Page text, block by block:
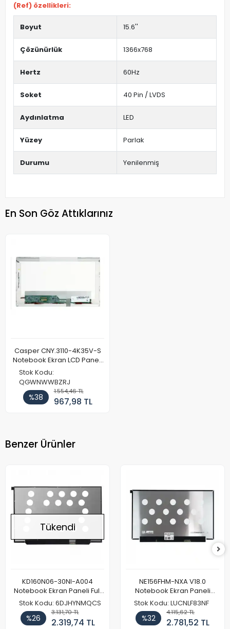
(Ref) özellikleri:
Boyut 15.6''
Çözünürlük 1366x768
Hertz 60Hz
Soket 40 Pin / LVDS
Aydınlatma LED
Yüzey Parlak
Durumu Yenilenmiş
En Son Göz Attıklarınız
Casper CNY.3110-4K35V-S
Notebook Ekran LCD Paneli
(Ref)
Stok Kodu:
QGWNWWBZRJ
%38
1.554,46 TL
967,98 TL
Benzer Ürünler
Tükendi
KD160N06-30NI-A004
Notebook Ekran Paneli Full
HD
Stok Kodu: 6DJHYNMQCS
%26
3.131,70 TL
2.319,74 TL
NE156FHM-NXA V18.0
Notebook Ekran Paneli
144Hz
Stok Kodu: LUCNLF83NF
%32
4.115,62 TL
2.781,52 TL